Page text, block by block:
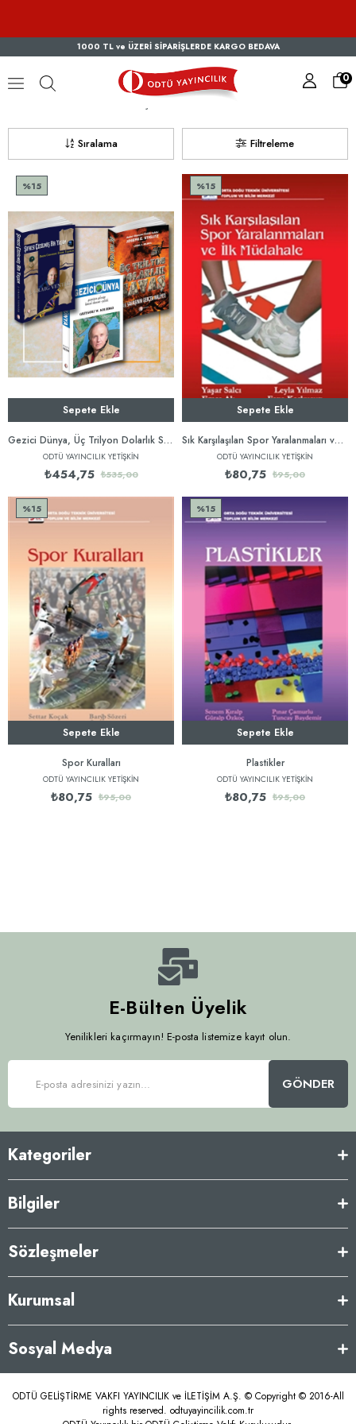
1000 TL ve ÜZERİ SİPARİŞLERDE KARGO BEDAVA
0
Filtreleme
Sıralama
Sepete Ekle
Gezici Dünya, Üç Trilyon Dolarlık Savaş, Şifresi Çözülmüş Bir Yaşam
ODTÜ YAYINCILIK YETİŞKİN
₺454,75 ₺535,00
%15
Sepete Ekle
Sık Karşılaşılan Spor Yaralanmaları ve İlk Müdahale
ODTÜ YAYINCILIK YETİŞKİN
₺80,75 ₺95,00
%15
Sepete Ekle
Spor Kuralları
ODTÜ YAYINCILIK YETİŞKİN
₺80,75 ₺95,00
%15
Sepete Ekle
Plastikler
ODTÜ YAYINCILIK YETİŞKİN
₺80,75 ₺95,00
%15
E-Bülten Üyelik
Yenilikleri kaçırmayın! E-posta listemize kayıt olun.
GÖNDER
Kategoriler
Bilgiler
Sözleşmeler
Kurumsal
Sosyal Medya
ODTÜ GELİŞTİRME VAKFI YAYINCILIK ve İLETİŞİM A.Ş. © Copyright © 2016-All
rights reserved. odtuyayincilik.com.tr